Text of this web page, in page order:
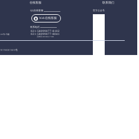
在线客服 联系我们
号1号楼
QQ在线客服
Web在线客服
联系电话
021-58099077-8102
021-58099077-8041
工作日 09:00-17:00
官方公众号
号